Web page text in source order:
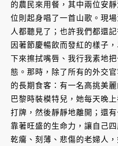
的農民來用餐，其中兩位安
位則起身唱了一首山歌。現
人都聽見了；也許我們都還
因著節慶暢飲而發紅的樣子
下來擦拭嘴唇、我行我素地
態。那時，除了所有的外交
的長期食客：有一名高挑美
巴黎時裝模特兒，她每天晚
打牌，然後靜靜地離開；還
靠著旺盛的生命力，讓自己
乾癟、刻薄、悲傷的老婦人